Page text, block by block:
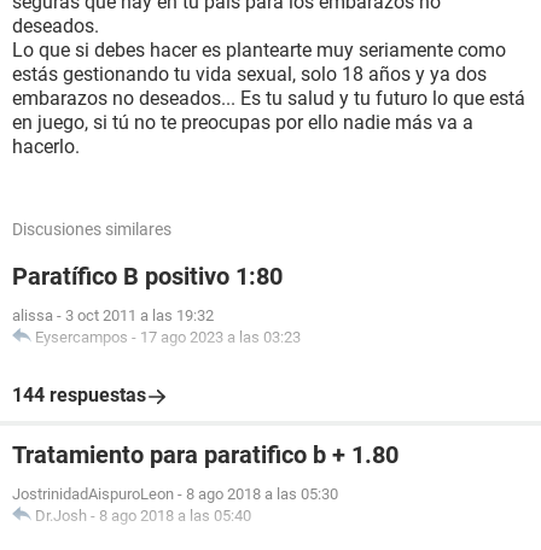
deseados.
Lo que si debes hacer es plantearte muy seriamente como
estás gestionando tu vida sexual, solo 18 años y ya dos
embarazos no deseados... Es tu salud y tu futuro lo que está
en juego, si tú no te preocupas por ello nadie más va a
hacerlo.
Discusiones similares
Paratífico B positivo 1:80
alissa - 3 oct 2011 a las 19:32
Eysercampos - 17 ago 2023 a las 03:23
144 respuestas
Tratamiento para paratifico b + 1.80
JostrinidadAispuroLeon - 8 ago 2018 a las 05:30
Dr.Josh - 8 ago 2018 a las 05:40